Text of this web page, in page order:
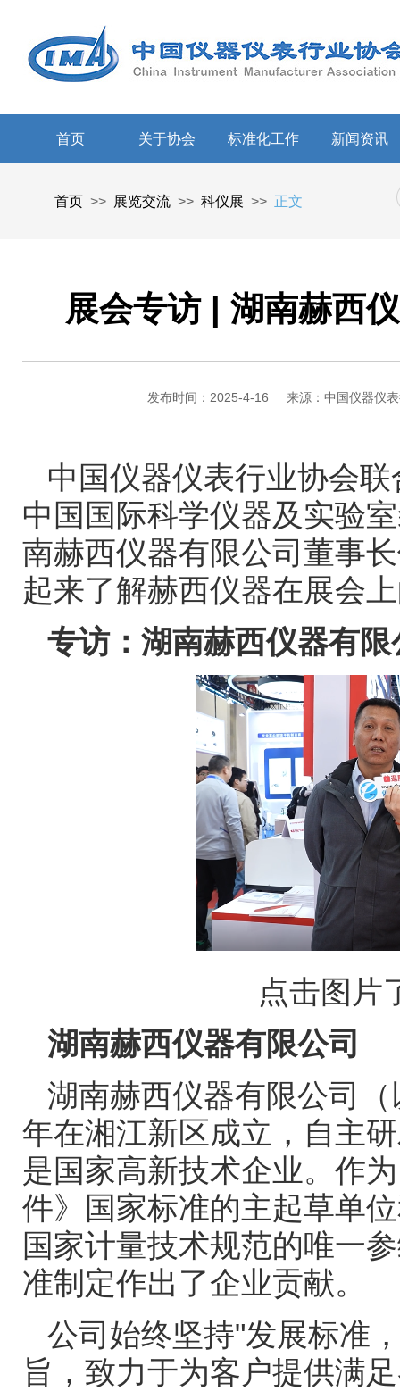
首页 关于协会 标准化工作 新闻资讯
首页 >> 展览交流 >> 科仪展 >> 正文
展会专访 | 湖南赫西
发布时间：2025-4-16 来源：中国仪器仪
中国仪器仪表行业协会
中国国际科学仪器及实验
南赫西仪器有限公司董事
起来了解赫西仪器在展会
专访：湖南赫西仪器有
点击图片
湖南赫西仪器有限公司
湖南赫西仪器有限公司
年在湘江新区成立，自主
是国家高新技术企业。作
件》国家标准的主起草单
国家计量技术规范的唯一
准制定作出了企业贡献。
公司始终坚持"发展标准
旨，致力于为客户提供满